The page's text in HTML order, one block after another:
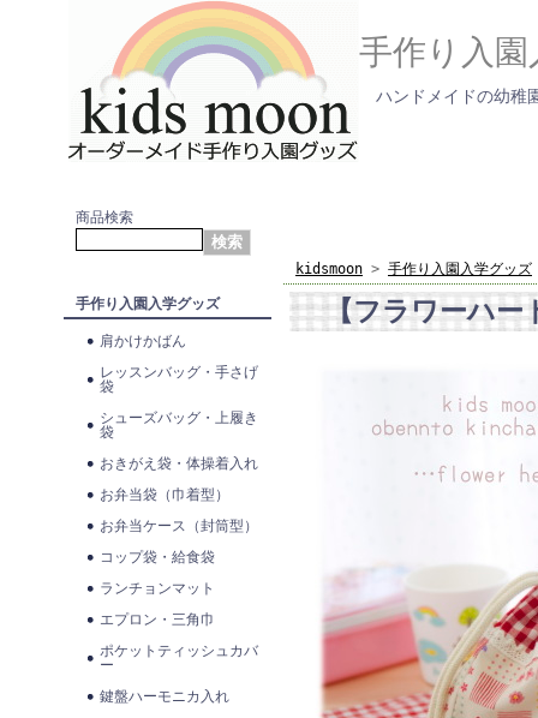
手作り入
ハンドメイドの幼稚
商品検索
手作り入園入学グッズ
肩かけかばん
レッスンバッグ・手さげ
袋
シューズバッグ・上履き
袋
おきがえ袋・体操着入れ
お弁当袋（巾着型）
お弁当ケース（封筒型）
コップ袋・給食袋
ランチョンマット
エプロン・三角巾
ポケットティッシュカバ
ー
鍵盤ハーモニカ入れ
kidsmoon > 手作り入園入学グッズ
【フラワーハー